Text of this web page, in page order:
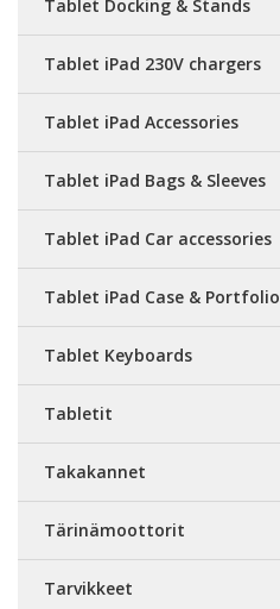
Tablet Docking & Stands
Tablet iPad 230V chargers
Tablet iPad Accessories
Tablet iPad Bags & Sleeves
Tablet iPad Car accessories
Tablet iPad Case & Portfolio
Tablet Keyboards
Tabletit
Takakannet
Tärinämoottorit
Tarvikkeet